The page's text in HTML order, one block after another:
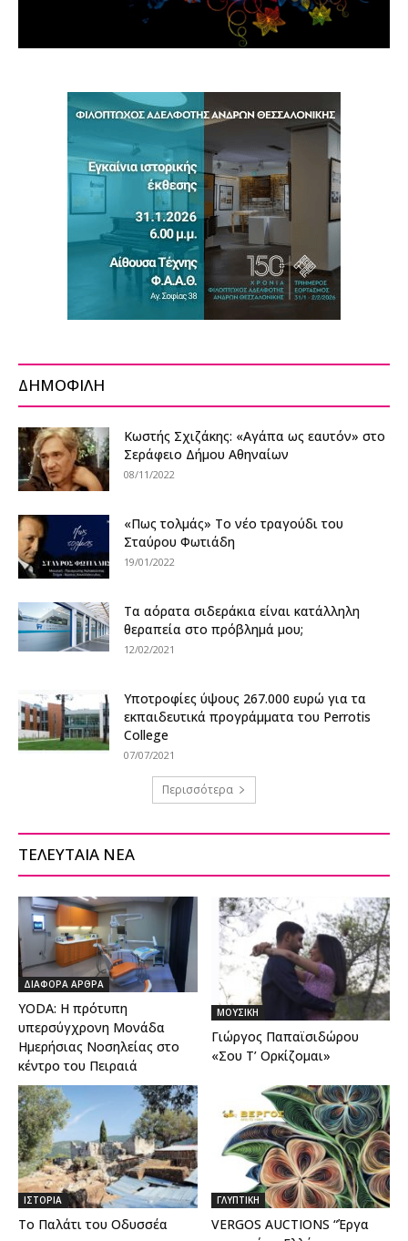
ΔΗΜΟΦΙΛΗ
Κωστής Σχιζάκης: «Αγάπα ως εαυτόν» στο
Σεράφειο Δήμου Αθηναίων
08/11/2022
«Πως τολμάς» Το νέο τραγούδι του
Σταύρου Φωτιάδη
19/01/2022
Τα αόρατα σιδεράκια είναι κατάλληλη
θεραπεία στο πρόβλημά μου;
12/02/2021
Υποτροφίες ύψους 267.000 ευρώ για τα
εκπαιδευτικά προγράμματα του Perrotis
College
07/07/2021
Περισσότερα
ΤΕΛΕΥΤΑΙΑ ΝΕΑ
ΔΙΑΦΟΡΑ ΑΡΘΡΑ
YODA: Η πρότυπη
υπερσύγχρονη Μονάδα
Ημερήσιας Νοσηλείας στο
κέντρο του Πειραιά
ΜΟΥΣΙΚΗ
Γιώργος Παπαϊσιδώρου
«Σου Τ’ Ορκίζομαι»
ΙΣΤΟΡΙΑ
Το Παλάτι του Οδυσσέα
ΓΛΥΠΤΙΚΗ
VERGOS AUCTIONS “Έργα